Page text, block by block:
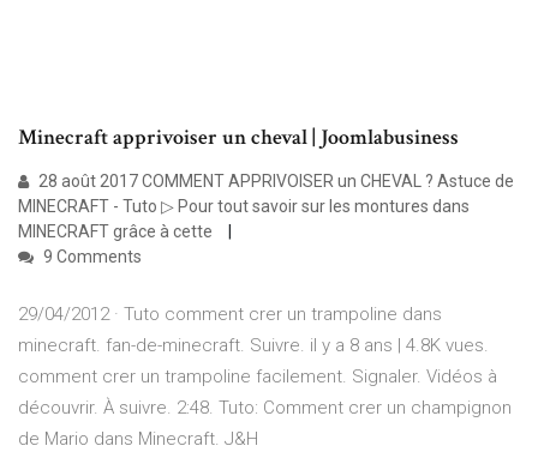
Minecraft apprivoiser un cheval | Joomlabusiness
28 août 2017 COMMENT APPRIVOISER un CHEVAL ? Astuce de
MINECRAFT - Tuto ▷ Pour tout savoir sur les montures dans
MINECRAFT grâce à cette
9 Comments
29/04/2012 · Tuto comment crer un trampoline dans
minecraft. fan-de-minecraft. Suivre. il y a 8 ans | 4.8K vues.
comment crer un trampoline facilement. Signaler. Vidéos à
découvrir. À suivre. 2:48. Tuto: Comment crer un champignon
de Mario dans Minecraft. J&H